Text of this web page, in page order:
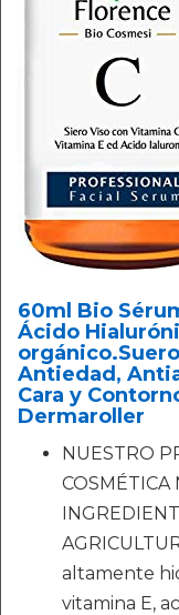
60ml Bio
Ácido
Antiedad,
Cara y
Dermaroller
NUESTRO
COSMÉTICA
altamente
vitamina E,